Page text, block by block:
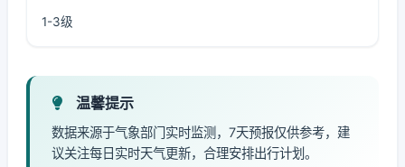
1-3级
温馨提示
数据来源于气象部门实时监测，7天预报仅供参考，建
议关注每日实时天气更新，合理安排出行计划。